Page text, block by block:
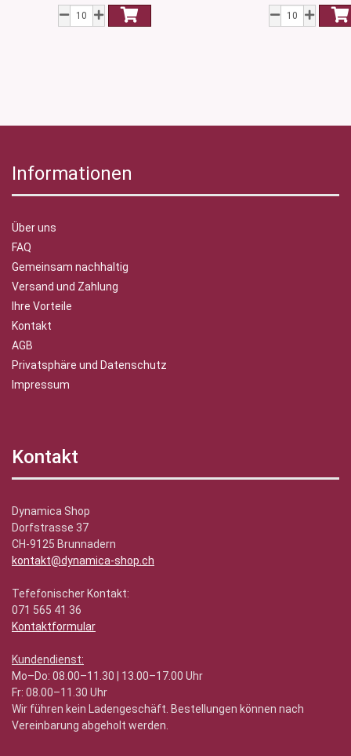
Informationen
Über uns
FAQ
Gemeinsam nachhaltig
Versand und Zahlung
Ihre Vorteile
Kontakt
AGB
Privatsphäre und Datenschutz
Impressum
Kontakt
Dynamica Shop
Dorfstrasse 37
CH-9125 Brunnadern
kontakt@dynamica-shop.ch
Tefefonischer Kontakt:
071 565 41 36
Kontaktformular
Kundendienst:
Mo–Do: 08.00–11.30 | 13.00–17.00 Uhr
Fr: 08.00–11.30 Uhr
Wir führen kein Ladengeschäft. Bestellungen können nach
Vereinbarung abgeholt werden.